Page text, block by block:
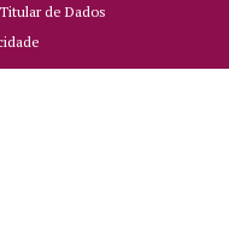
de Dados